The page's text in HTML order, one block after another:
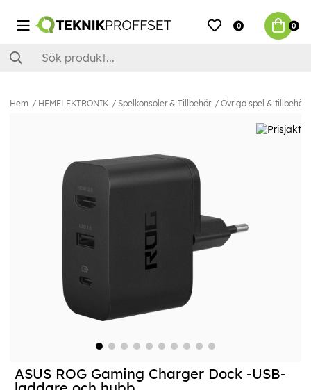
0 0
Hem HEMELEKTRONIK Spelkonsoler & Tillbehör Övriga spel & tillbehör
ASUS ROG Gaming Charger Dock -USB-